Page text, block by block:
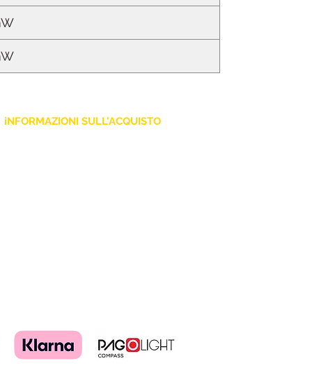
iNFORMAZIONI SULL'ACQUISTO